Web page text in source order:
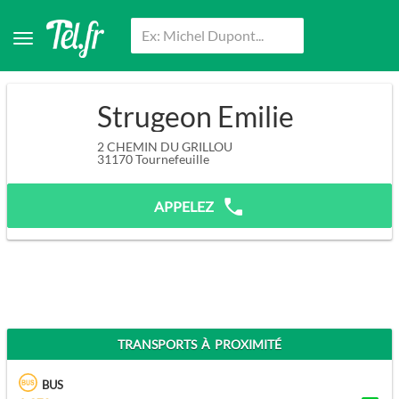
Strugeon Emilie
2 CHEMIN DU GRILLOU
31170Tournefeuille
APPELEZ
TRANSPORTS À PROXIMITÉ
BUS